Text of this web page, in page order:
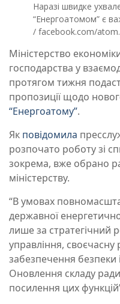
Наразі швидке
“Енергоатомом” є
/ facebook.com/
Міністерство
господарства у
протягом тижня
пропозиції щодо
“Енергоатому”.
Як повідомила
розпочато роботу зі
зокрема, вже обрано
міністерству.
“В умовах
державної
лише за стратегічний
управління,
забезпечення безпеки
Оновлення складу
посилення цих